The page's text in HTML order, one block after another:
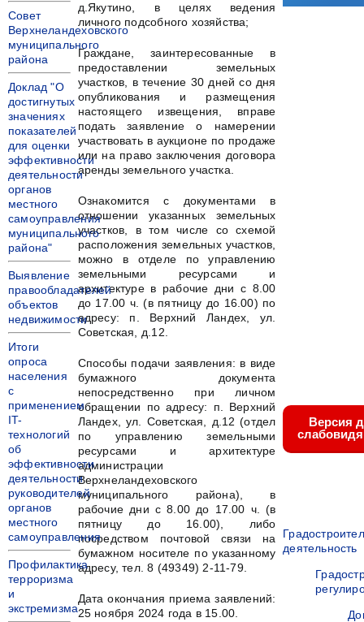
д.Якутино, в целях ведения
личного подсобного хозяйства;
Граждане, заинтересованные в
предоставлении земельных
участков, в течение 30 дней со дня
опубликования и размещения
настоящего извещения, вправе
подать заявление о намерении
участвовать в аукционе по продаже
или на право заключения договора
аренды земельного участка.
Ознакомится с документами в
отношении указанных земельных
участков, в том числе со схемой
расположения земельных участков,
можно в отделе по управлению
земельными ресурсами и
архитектуре в рабочие дни с 8.00
до 17.00 ч. (в пятницу до 16.00) по
адресу: п. Верхний Ландех, ул.
Советская, д.12.
Способы подачи заявления: в виде
бумажного документа
непосредственно при личном
обращении по адресу: п. Верхний
Ландех, ул. Советская, д.12 (отдел
по управлению земельными
ресурсами и архитектуре
администрации
Верхнеландеховского
муниципального района), в
рабочие дни с 8.00 до 17.00 ч. (в
пятницу до 16.00), либо
посредством почтовой связи на
бумажном носителе по указанному
адресу, тел. 8 (49349) 2-11-79.
Дата окончания приема заявлений:
25 ноября 2024 года в 15.00.
Совет
Верхнеландеховского
муниципального
района
Доклад "О
достигнутых
значениях
показателей
для оценки
эффективности
деятельности
органов
местного
самоуправления
муниципального
района"
Выявление
правообладателей
объектов
недвижимости
Итоги
опроса
населения
с
применением
IT-
технологий
об
эффективности
деятельности
руководителей
органов
местного
самоуправления
Профилактика
терроризма
и
экстремизма
Версия
деятельность